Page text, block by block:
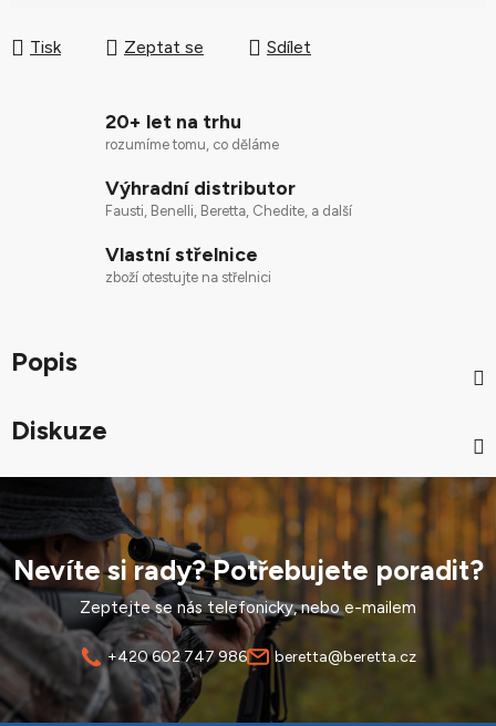
Tisk Zeptat se Sdílet
20+ let na trhu
rozumíme tomu, co děláme
Výhradní distributor
Fausti, Benelli, Beretta, Chedite, a další
Vlastní střelnice
zboží otestujte na střelnici
Popis
Diskuze
Nevíte si rady? Potřebujete poradit?
Zeptejte se nás telefonicky, nebo e-mailem
+420 602 747 986 beretta@beretta.cz